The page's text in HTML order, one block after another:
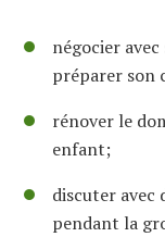
négocier
préparer son
rénover le
enfant;
discuter avec
pendant la